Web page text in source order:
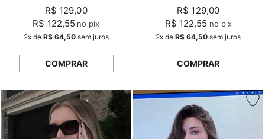
R$ 129,00
R$ 122,55 no pix
2xde R$ 64,50sem juros
COMPRAR
R$ 129,00
R$ 122,55 no pix
2x deR$ 64,50 sem juros
COMPRAR